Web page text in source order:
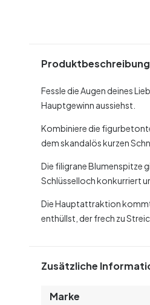
Produktbeschreibung
Fessle die Augen deines
Hauptgewinn aussiehst.
Kombiniere die
dem skandalös kurzen
Die filigrane Blumenspitze
Schlüsselloch konkurriert
Die Hauptattraktion
enthüllst, der frech zu
Zusätzliche
Marke